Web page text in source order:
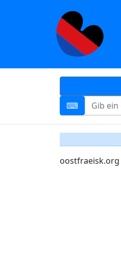
oostfraeisk.org